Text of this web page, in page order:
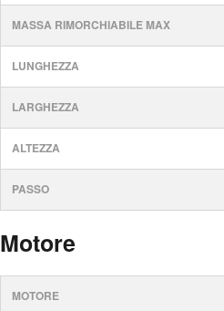
MASSA RIMORCHIABILE MAX
LUNGHEZZA
LARGHEZZA
ALTEZZA
PASSO
Motore
MOTORE